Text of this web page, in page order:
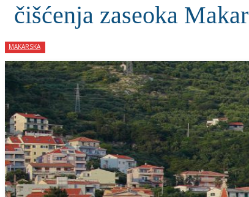
čišćenja zaseoka Makar
MAKARSKA